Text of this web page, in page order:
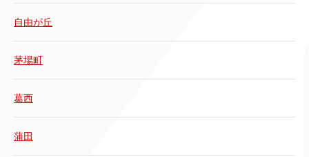
自由が丘
茅場町
葛西
蒲田